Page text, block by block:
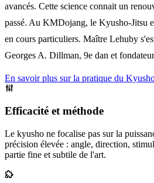
avancés. Cette science connait un
passé. Au KMDojang, le Kyusho-Jitsu
en cours particuliers. Maître Lehuby
Georges A. Dillman, 9e dan et
En savoir plus sur la pratique du
Efficacité et méthode
Le kyusho ne focalise pas sur la
précision élevée : angle, direction,
partie fine et subtile de l'art.